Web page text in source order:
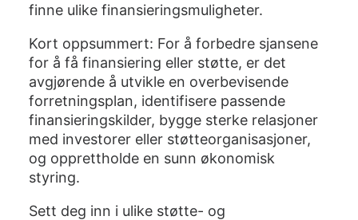
finne ulike finansieringsmuligheter.
Kort oppsummert: For å forbedre sjansene
for å få finansiering eller støtte, er det
avgjørende å utvikle en overbevisende
forretningsplan, identifisere passende
finansieringskilder, bygge sterke relasjoner
med investorer eller støtteorganisasjoner,
og opprettholde en sunn økonomisk
styring.
Sett deg inn i ulike støtte- og